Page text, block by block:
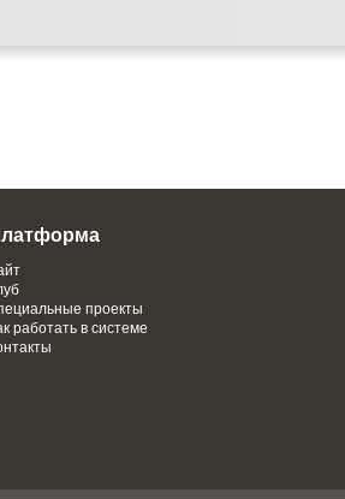
проекты
работать в системе